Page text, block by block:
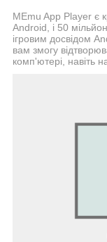
MEmu App Player є
Android, і 50
ігровим досвідом
вам змогу
комп'ютері, навіть